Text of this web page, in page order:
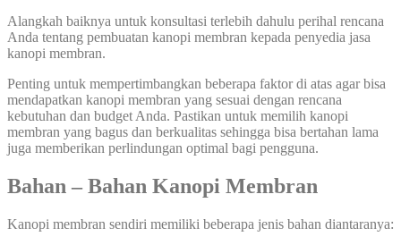
Alangkah baiknya untuk konsultasi terlebih dahulu perihal rencana
Anda tentang pembuatan kanopi membran kepada penyedia jasa
kanopi membran.
Penting untuk mempertimbangkan beberapa faktor di atas agar bisa
mendapatkan kanopi membran yang sesuai dengan rencana
kebutuhan dan budget Anda. Pastikan untuk memilih kanopi
membran yang bagus dan berkualitas sehingga bisa bertahan lama
juga memberikan perlindungan optimal bagi pengguna.
Bahan – Bahan Kanopi Membran
Kanopi membran sendiri memiliki beberapa jenis bahan diantaranya: